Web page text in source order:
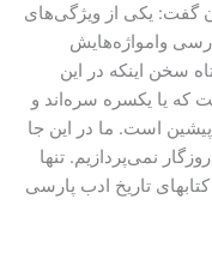
گفت: یکی از ویژگی‌های
وامواژه‌هایش
سخن اینکه در این
که یا یکسره سره‌اند و
پیشین است. ما در این جا
نمی‌پردازیم. تنها
تاریخ ادب پارسی